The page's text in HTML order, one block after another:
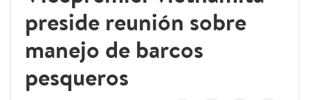
preside reunión sobre
manejo de barcos
pesqueros